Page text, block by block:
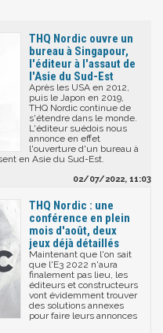
THQ Nordic ouvre un
bureau à Singapour,
l'éditeur à l'assaut de
l'Asie du Sud-Est
Après les USA en 2012,
puis le Japon en 2019,
THQ Nordic continue de
s'étendre dans le monde.
L'éditeur suédois nous
annonce en effet
l'ouverture d'un bureau à
en Asie du Sud-Est.
02/07/2022, 11:03
THQ Nordic : une
conférence en plein
mois d'août, deux
jeux déjà détaillés
Maintenant que l'on sait
que l'E3 2022 n'aura
finalement pas lieu, les
éditeurs et constructeurs
vont évidemment trouver
des solutions annexes
pour faire leurs annonces